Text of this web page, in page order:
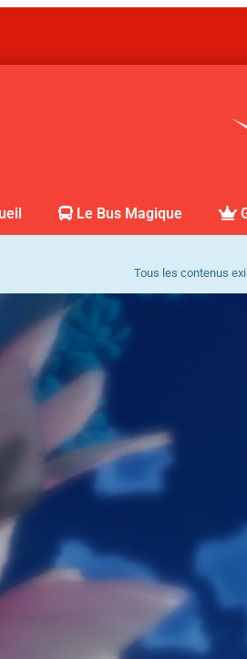
Le Bus Magique
Tous les contenus